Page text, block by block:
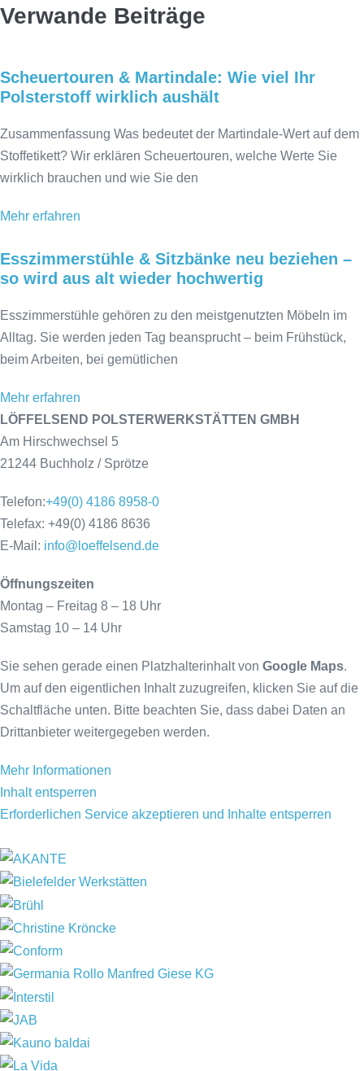
Verwande Beiträge
Scheuertouren & Martindale: Wie viel Ihr
Polsterstoff wirklich aushält
Zusammenfassung Was bedeutet der Martindale-Wert auf dem
Stoffetikett? Wir erklären Scheuertouren, welche Werte Sie
wirklich brauchen und wie Sie den
Mehr erfahren
Esszimmerstühle & Sitzbänke neu beziehen –
so wird aus alt wieder hochwertig
Esszimmerstühle gehören zu den meistgenutzten Möbeln im
Alltag. Sie werden jeden Tag beansprucht – beim Frühstück,
beim Arbeiten, bei gemütlichen
Mehr erfahren
LÖFFELSEND POLSTERWERKSTÄTTEN GMBH
Am Hirschwechsel 5
21244 Buchholz / Sprötze
Telefon:+49(0) 4186 8958-0
Telefax: +49(0) 4186 8636
E-Mail: info@loeffelsend.de
Öffnungszeiten
Montag – Freitag 8 – 18 Uhr
Samstag 10 – 14 Uhr
Sie sehen gerade einen Platzhalterinhalt von Google Maps.
Um auf den eigentlichen Inhalt zuzugreifen, klicken Sie auf die
Schaltfläche unten. Bitte beachten Sie, dass dabei Daten an
Drittanbieter weitergegeben werden.
Mehr Informationen
Inhalt entsperren
Erforderlichen Service akzeptieren und Inhalte entsperren